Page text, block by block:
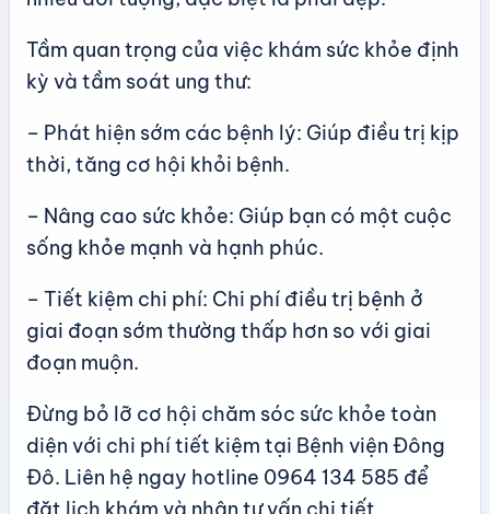
Tầm quan trọng của việc khám sức khỏe định
kỳ và tầm soát ung thư:
– Phát hiện sớm các bệnh lý: Giúp điều trị kịp
thời, tăng cơ hội khỏi bệnh.
– Nâng cao sức khỏe: Giúp bạn có một cuộc
sống khỏe mạnh và hạnh phúc.
– Tiết kiệm chi phí: Chi phí điều trị bệnh ở
giai đoạn sớm thường thấp hơn so với giai
đoạn muộn.
Đừng bỏ lỡ cơ hội chăm sóc sức khỏe toàn
diện với chi phí tiết kiệm tại Bệnh viện Đông
Đô. Liên hệ ngay hotline 0964 134 585 để
đặt lịch khám và nhận tư vấn chi tiết.